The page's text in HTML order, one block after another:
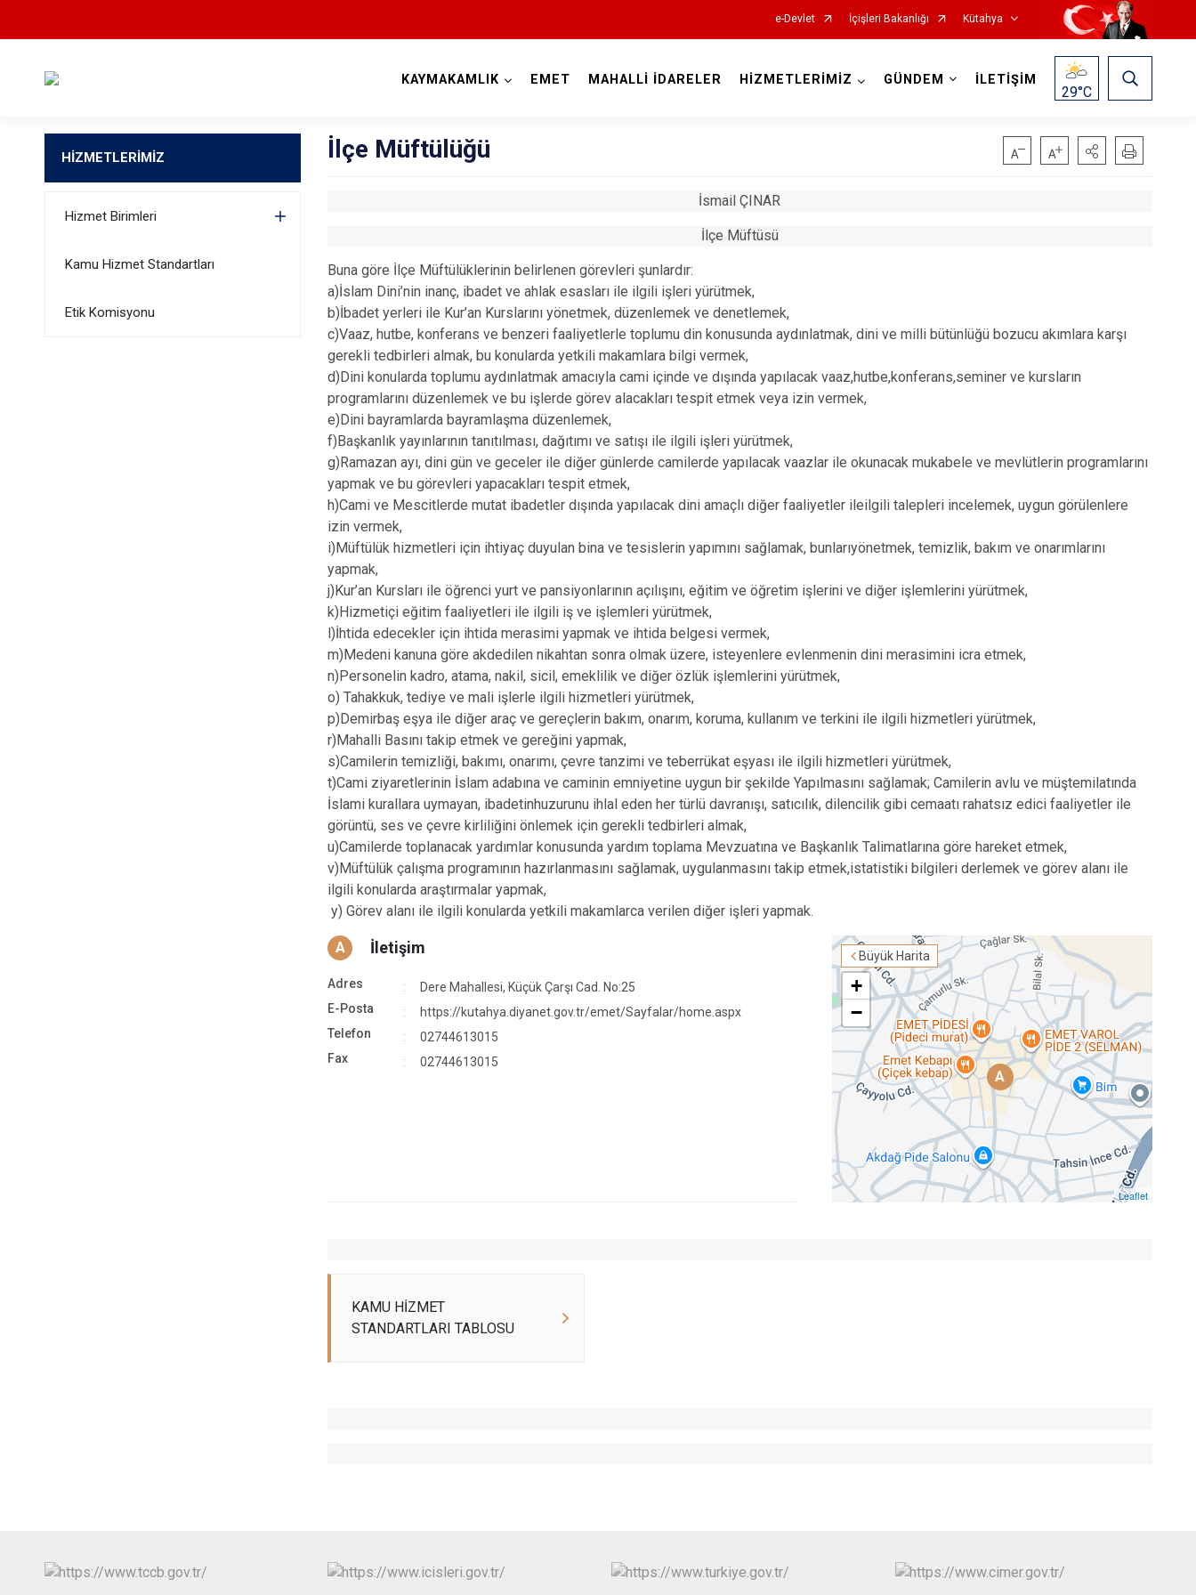
e-Devlet İçişleri Bakanlığı Kütahya
Altıntaş
Aslanapa
Çavdarhisar
Domaniç
Emet
Hisarcık
Şaphane
KAYMAKAMLIK EMET MAHALLİ İDARELER HİZMETLERİMİZ GÜNDEM İLETİŞİM
29°C
HİZMETLERİMİZ
Hizmet Birimleri
Kamu Hizmet Standartları
Etik Komisyonu
İlçe Müftülüğü
İsmail ÇINAR
İlçe Müftüsü
Buna göre İlçe Müftülüklerinin belirlenen görevleri şunlardır:
a)İslam Dini’nin inanç, ibadet ve ahlak esasları ile ilgili işleri yürütmek,
b)İbadet yerleri ile Kur’an Kurslarını yönetmek, düzenlemek ve denetlemek,
c)Vaaz, hutbe, konferans ve benzeri faaliyetlerle toplumu din konusunda aydınlatmak, dini ve milli bütünlüğü bozucu akımlara karşı
gerekli tedbirleri almak, bu konularda yetkili makamlara bilgi vermek,
d)Dini konularda toplumu aydınlatmak amacıyla cami içinde ve dışında yapılacak vaaz,hutbe,konferans,seminer ve kursların
programlarını düzenlemek ve bu işlerde görev alacakları tespit etmek veya izin vermek,
e)Dini bayramlarda bayramlaşma düzenlemek,
f)Başkanlık yayınlarının tanıtılması, dağıtımı ve satışı ile ilgili işleri yürütmek,
g)Ramazan ayı, dini gün ve geceler ile diğer günlerde camilerde yapılacak vaazlar ile okunacak mukabele ve mevlütlerin programlarını
yapmak ve bu görevleri yapacakları tespit etmek,
h)Cami ve Mescitlerde mutat ibadetler dışında yapılacak dini amaçlı diğer faaliyetler ileilgili talepleri incelemek, uygun görülenlere
izin vermek,
i)Müftülük hizmetleri için ihtiyaç duyulan bina ve tesislerin yapımını sağlamak, bunlarıyönetmek, temizlik, bakım ve onarımlarını
yapmak,
j)Kur’an Kursları ile öğrenci yurt ve pansiyonlarının açılışını, eğitim ve öğretim işlerini ve diğer işlemlerini yürütmek,
k)Hizmetiçi eğitim faaliyetleri ile ilgili iş ve işlemleri yürütmek,
l)İhtida edecekler için ihtida merasimi yapmak ve ihtida belgesi vermek,
m)Medeni kanuna göre akdedilen nikahtan sonra olmak üzere, isteyenlere evlenmenin dini merasimini icra etmek,
n)Personelin kadro, atama, nakil, sicil, emeklilik ve diğer özlük işlemlerini yürütmek,
o) Tahakkuk, tediye ve mali işlerle ilgili hizmetleri yürütmek,
p)Demirbaş eşya ile diğer araç ve gereçlerin bakım, onarım, koruma, kullanım ve terkini ile ilgili hizmetleri yürütmek,
r)Mahalli Basını takip etmek ve gereğini yapmak,
s)Camilerin temizliği, bakımı, onarımı, çevre tanzimi ve teberrükat eşyası ile ilgili hizmetleri yürütmek,
t)Cami ziyaretlerinin İslam adabına ve caminin emniyetine uygun bir şekilde Yapılmasını sağlamak; Camilerin avlu ve müştemilatında
İslami kurallara uymayan, ibadetinhuzurunu ihlal eden her türlü davranışı, satıcılık, dilencilik gibi cemaatı rahatsız edici faaliyetler ile
görüntü, ses ve çevre kirliliğini önlemek için gerekli tedbirleri almak,
u)Camilerde toplanacak yardımlar konusunda yardım toplama Mevzuatına ve Başkanlık Talimatlarına göre hareket etmek,
v)Müftülük çalışma programının hazırlanmasını sağlamak, uygulanmasını takip etmek,istatistiki bilgileri derlemek ve görev alanı ile
ilgili konularda araştırmalar yapmak,
y) Görev alanı ile ilgili konularda yetkili makamlarca verilen diğer işleri yapmak.
Büyük Harita
A
+
−
Leaflet
A İletişim
Adres
Dere Mahallesi, Küçük Çarşı Cad. No:25
E-Posta
https://kutahya.diyanet.gov.tr/emet/Sayfalar/home.aspx
Telefon
02744613015
Fax
02744613015
KAMU HİZMET
STANDARTLARI TABLOSU